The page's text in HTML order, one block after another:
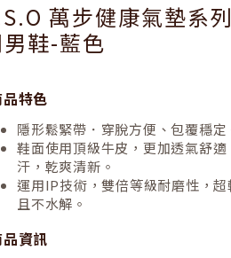
萬步健康氣墊系
鞋-藍色
特色
隱形鬆緊帶．穿脫方便、包覆穩定
鞋面使用頂級牛皮，更加透氣舒
汗，乾爽清新。
運用IP技術，雙倍等級耐磨性，超
且不水解。
資訊